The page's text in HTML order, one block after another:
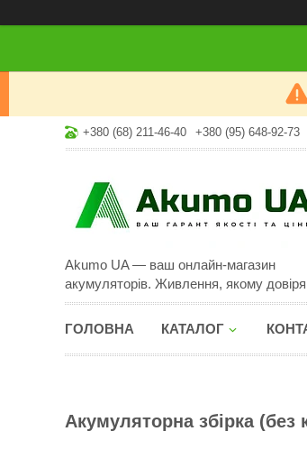
+380 (68) 211-46-40 +380 (95) 648-92-73
Akumo UA — ваш онлайн-магазин
акумуляторів. Живлення, якому
ГОЛОВНА КАТАЛОГ
Акумуляторна збірка (без